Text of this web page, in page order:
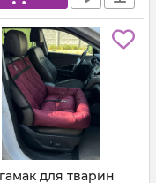
для тварин